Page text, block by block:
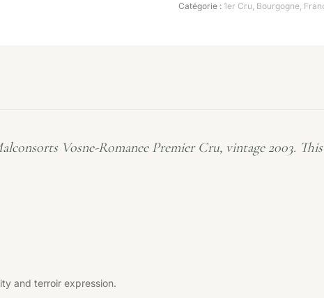
Catégorie : 1er Cru, Bourgogne,
Vosne-Romanee Premier Cru, vintage 2003.
and terroir expression.